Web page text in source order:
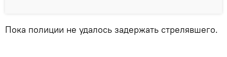
Пока полиции не удалось задержать стрелявшего.